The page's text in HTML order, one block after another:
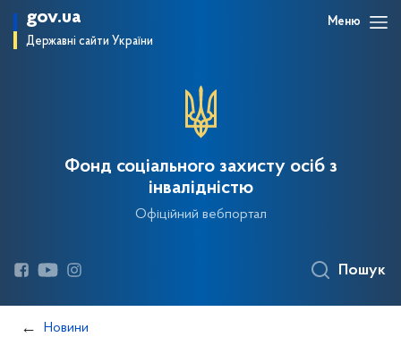
gov.ua
Державні сайти України
Меню
Фонд соціального захисту осіб з
інвалідністю
Офіційний вебпортал
Пошук
Новини